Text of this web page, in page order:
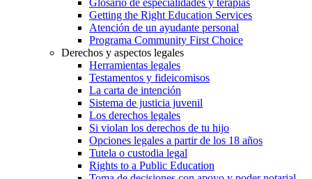
Getting the Right Education Services
Atención de un ayudante personal
Programa Community First Choice
Derechos y aspectos legales
Herramientas legales
Testamentos y fideicomisos
La carta de intención
Sistema de justicia juvenil
Los derechos legales
Si violan los derechos de tu hijo
Opciones legales a partir de los 18 años
Tutela o custodia legal
Rights to a Public Education